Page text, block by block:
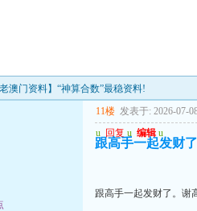
澳门资料】“神算合数”最稳资料!
11楼 发表于: 2026-07-
u 回复 u 编辑 u
跟高手一起发财
跟高手一起发财了。谢